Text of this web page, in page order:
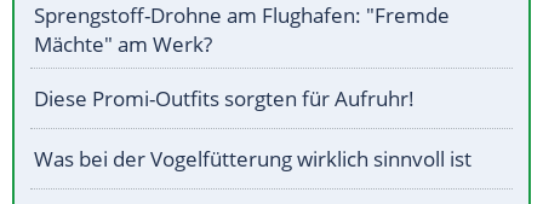
Sprengstoff-Drohne am Flughafen: "Fremde
Mächte" am Werk?
Diese Promi-Outfits sorgten für Aufruhr!
Was bei der Vogelfütterung wirklich sinnvoll ist